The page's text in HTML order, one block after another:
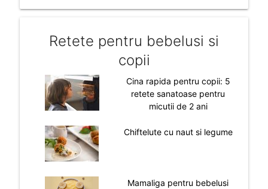
Retete pentru bebelusi si
copii
Cina rapida pentru copii: 5
retete sanatoase pentru
micutii de 2 ani
Chiftelute cu naut si legume
Mamaliga pentru bebelusi